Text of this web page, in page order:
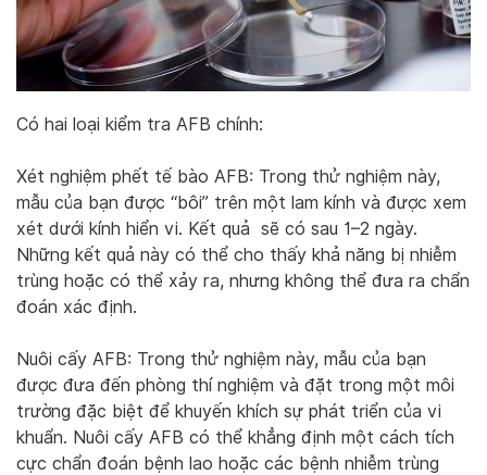
Có hai loại kiểm tra AFB chính:
Xét nghiệm phết tế bào AFB: Trong thử nghiệm này,
mẫu của bạn được “bôi” trên một lam kính và được xem
xét dưới kính hiển vi. Kết quả sẽ có sau 1–2 ngày.
Những kết quả này có thể cho thấy khả năng bị nhiễm
trùng hoặc có thể xảy ra, nhưng không thể đưa ra chẩn
đoán xác định.
Nuôi cấy AFB: Trong thử nghiệm này, mẫu của bạn
được đưa đến phòng thí nghiệm và đặt trong một môi
trường đặc biệt để khuyến khích sự phát triển của vi
khuẩn. Nuôi cấy AFB có thể khẳng định một cách tích
cực chẩn đoán bệnh lao hoặc các bệnh nhiễm trùng